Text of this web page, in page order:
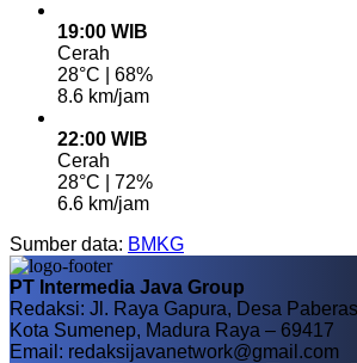
19:00 WIB
Cerah
28°C | 68%
8.6 km/jam
22:00 WIB
Cerah
28°C | 72%
6.6 km/jam
Sumber data: BMKG
PT Intermedia Java Group
Redaksi: Jl. Raya Gapura, Desa
Kota Sumenep, Madura Raya – 69417
Email: redaksijavanetwork@gmail.com